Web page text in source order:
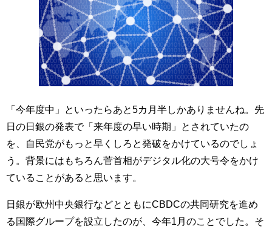
「今年度中」といったらあと5カ月半しかありませんね。先
日の日銀の発表で「来年度の早い時期」とされていたの
を、自民党がもっと早くしろと発破をかけているのでしょ
う。背景にはもちろん菅首相がデジタル化の大号令をかけ
ていることがあると思います。
日銀が欧州中央銀行などとともにCBDCの共同研究を進め
る国際グループを設立したのが、今年1月のことでした。そ